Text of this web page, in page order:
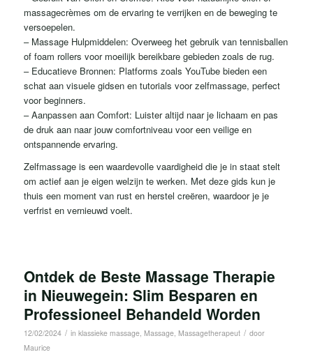
massagecrèmes om de ervaring te verrijken en de beweging te
versoepelen.
– Massage Hulpmiddelen: Overweeg het gebruik van tennisballen
of foam rollers voor moeilijk bereikbare gebieden zoals de rug.
– Educatieve Bronnen: Platforms zoals YouTube bieden een
schat aan visuele gidsen en tutorials voor zelfmassage, perfect
voor beginners.
– Aanpassen aan Comfort: Luister altijd naar je lichaam en pas
de druk aan naar jouw comfortniveau voor een veilige en
ontspannende ervaring.
Zelfmassage is een waardevolle vaardigheid die je in staat stelt
om actief aan je eigen welzijn te werken. Met deze gids kun je
thuis een moment van rust en herstel creëren, waardoor je je
verfrist en vernieuwd voelt.
Ontdek de Beste Massage Therapie
in Nieuwegein: Slim Besparen en
Professioneel Behandeld Worden
12/02/2024 / in klassieke massage, Massage, Massagetherapeut / door
Maurice